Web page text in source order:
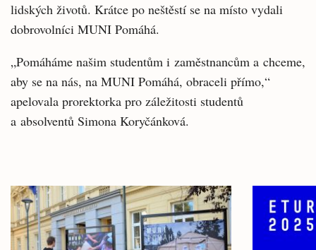
lidských životů. Krátce po neštěstí se na místo vydali
dobrovolníci MUNI Pomáhá.
„Pomáháme našim studentům i zaměstnancům a chceme,
aby se na nás, na MUNI Pomáhá, obraceli přímo,“
apelovala prorektorka pro záležitosti studentů
a absolventů Simona Koryčánková.
Související
články